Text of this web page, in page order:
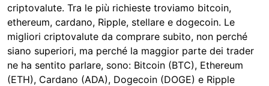
criptovalute. Tra le più richieste troviamo bitcoin,
ethereum, cardano, Ripple, stellare e dogecoin. Le
migliori criptovalute da comprare subito, non perché
siano superiori, ma perché la maggior parte dei trader
ne ha sentito parlare, sono: Bitcoin (BTC), Ethereum
(ETH), Cardano (ADA), Dogecoin (DOGE) e Ripple